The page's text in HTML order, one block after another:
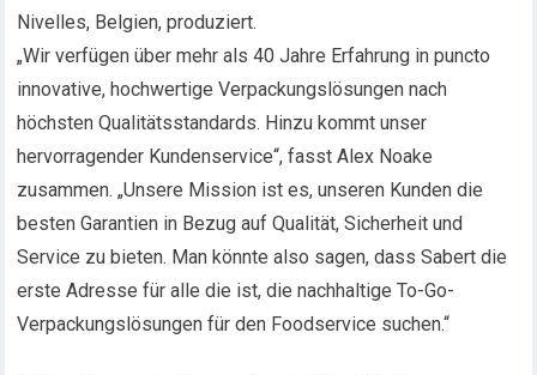
Nivelles, Belgien, produziert.
„Wir verfügen über mehr als 40 Jahre Erfahrung in puncto
innovative, hochwertige Verpackungslösungen nach
höchsten Qualitätsstandards. Hinzu kommt unser
hervorragender Kundenservice“, fasst Alex Noake
zusammen. „Unsere Mission ist es, unseren Kunden die
besten Garantien in Bezug auf Qualität, Sicherheit und
Service zu bieten. Man könnte also sagen, dass Sabert die
erste Adresse für alle die ist, die nachhaltige To-Go-
Verpackungslösungen für den Foodservice suchen.“